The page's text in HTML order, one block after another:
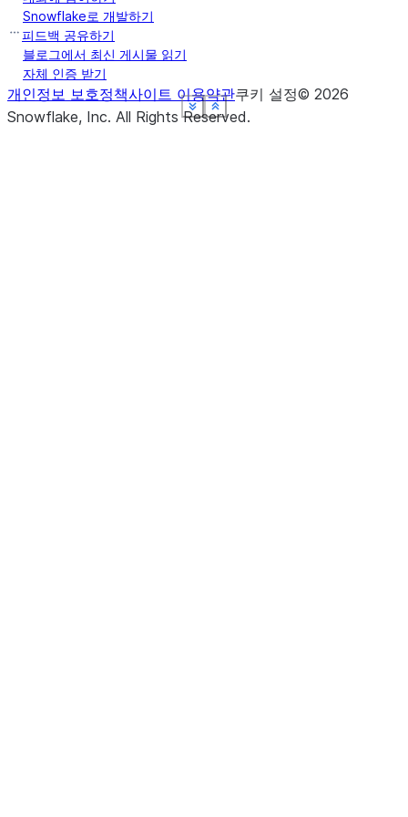
Show less
See more
Show less
See more
Show less
See more
Show less
See more
Show less
See more
Snowflake로 개발하기
피드백 공유하기
블로그에서 최신 게시물 읽기
자체 인증 받기
개인정보 보호정책사이트 이용약관쿠키 설정© 2026
Snowflake, Inc. All Rights Reserved.